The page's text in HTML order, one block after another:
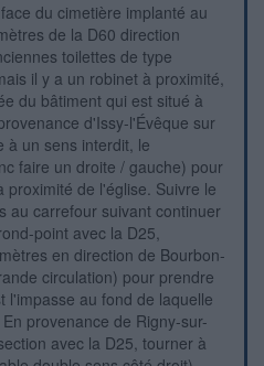
du cimetière implanté au
de la D60 direction
toilettes de type
il y a un robinet à proximité,
du bâtiment qui est situé à
d'Issy-l'Évêque sur
à un sens interdit, le
faire un droite / gauche) pour
de l'église. Suivre le
au carrefour suivant continuer
point avec la D25,
en direction de Bourbon-
circulation) pour prendre
l'impasse au fond de laquelle
provenance de Rigny-sur-
avec la D25, tourner à